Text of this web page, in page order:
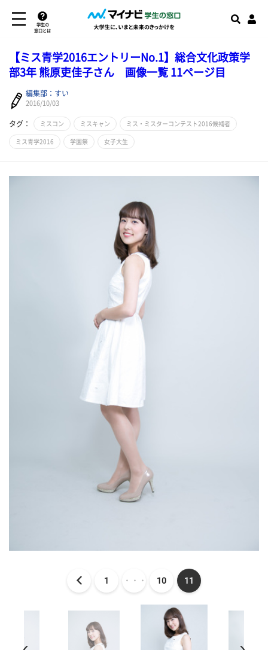
学生の
窓口とは
【ミス青学2016エントリーNo.1】総合文化政策学
部3年 熊原吏佳子さん 画像一覧 11ページ目
編集部：すい
2016/10/03
タグ： ミスコン ミスキャン ミス・ミスターコンテスト2016候補者
ミス青学2016 学園祭 女子大生
1 ・・・ 10 11